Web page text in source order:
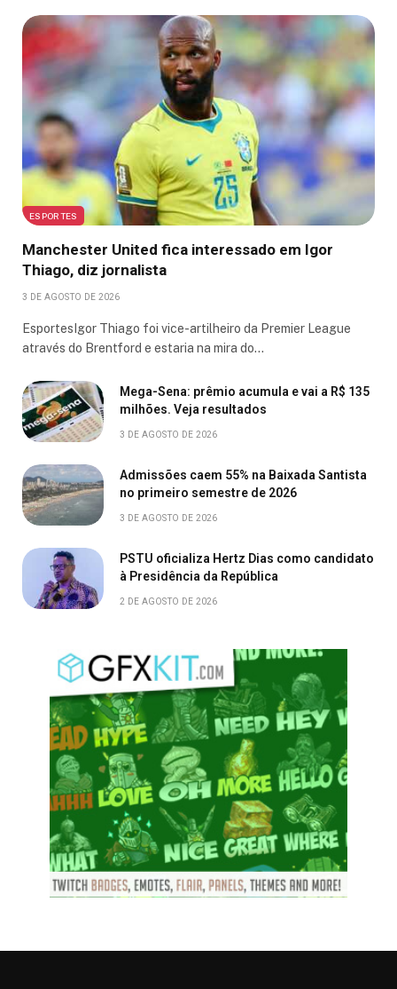
ESPORTES
Manchester United fica interessado em Igor
Thiago, diz jornalista
3 DE AGOSTO DE 2026
EsportesIgor Thiago foi vice-artilheiro da Premier League
através do Brentford e estaria na mira do…
Mega-Sena: prêmio acumula e vai a R$ 135
milhões. Veja resultados
3 DE AGOSTO DE 2026
Admissões caem 55% na Baixada Santista
no primeiro semestre de 2026
3 DE AGOSTO DE 2026
PSTU oficializa Hertz Dias como candidato
à Presidência da República
2 DE AGOSTO DE 2026